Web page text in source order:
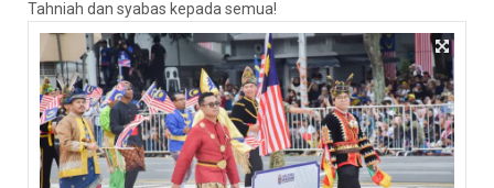
Tahniah dan syabas kepada semua!